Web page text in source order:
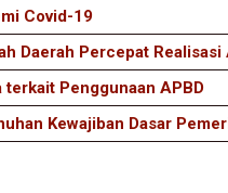
Covid-19
Daerah Percepat Realisasi
terkait Penggunaan APBD
Kewajiban Dasar